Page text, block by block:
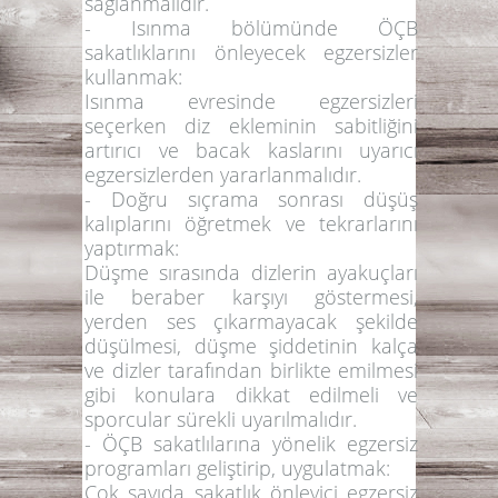
- Isınma bölümünde ÖÇB
sakatlıklarını önleyecek egzersizler
kullanmak:
Isınma evresinde egzersizleri
seçerken diz ekleminin sabitliğini
artırıcı ve bacak kaslarını uyarıcı
egzersizlerden yararlanmalıdır.
- Doğru sıçrama sonrası düşüş
kalıplarını öğretmek ve tekrarlarını
yaptırmak:
Düşme sırasında dizlerin ayakuçları
ile beraber karşıyı göstermesi,
yerden ses çıkarmayacak şekilde
düşülmesi, düşme şiddetinin kalça
ve dizler tarafından birlikte emilmesi
gibi konulara dikkat edilmeli ve
sporcular sürekli uyarılmalıdır.
- ÖÇB sakatlılarına yönelik egzersiz
programları geliştirip, uygulatmak:
Çok sayıda sakatlık önleyici egzersiz